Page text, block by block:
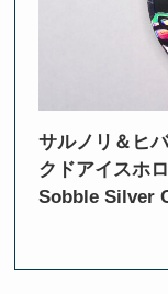
サルノリ＆ヒ
クドアイスホ
Sobble Silver